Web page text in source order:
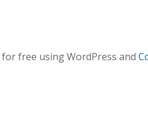
free using WordPress and